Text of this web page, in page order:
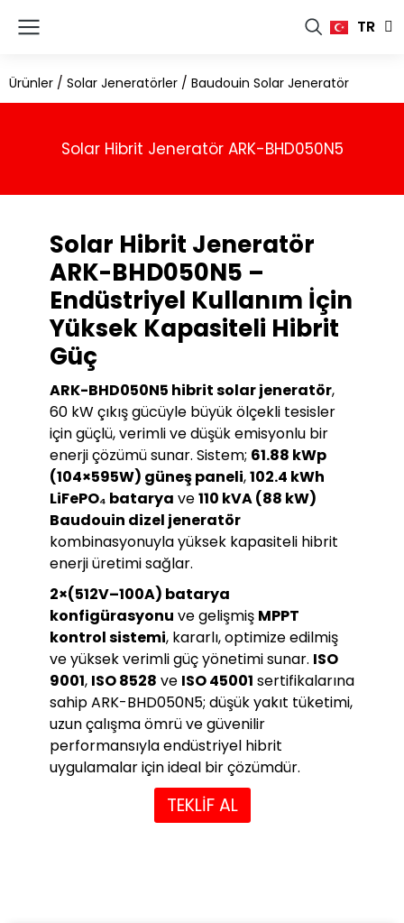
TR
RU
Ürünler / Solar Jeneratörler / Baudouin Solar Jeneratör
Solar Hibrit Jeneratör ARK-BHD050N5
Solar Hibrit Jeneratör
ARK-BHD050N5 –
Endüstriyel Kullanım İçin
Yüksek Kapasiteli Hibrit
Güç
ARK-BHD050N5 hibrit solar jeneratör,
60 kW çıkış gücüyle büyük ölçekli tesisler
için güçlü, verimli ve düşük emisyonlu bir
enerji çözümü sunar. Sistem; 61.88 kWp
(104×595W) güneş paneli,102.4 kWh
LiFePO₄ batarya ve110 kVA (88 kW)
Baudouin dizel jeneratör
kombinasyonuyla yüksek kapasiteli hibrit
enerji üretimi sağlar.
2×(512V–100A) batarya
konfigürasyonu ve gelişmiş MPPT
kontrol sistemi, kararlı, optimize edilmiş
ve yüksek verimli güç yönetimi sunar. ISO
9001, ISO 8528 ve ISO 45001 sertifikalarına
sahip ARK-BHD050N5; düşük yakıt tüketimi,
uzun çalışma ömrü ve güvenilir
performansıyla endüstriyel hibrit
uygulamalar için ideal bir çözümdür.
TEKLİF AL